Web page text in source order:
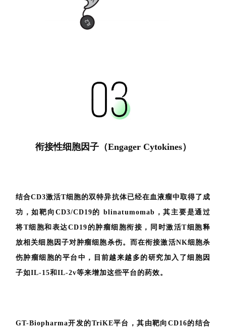
衔接性细胞因子（Engager Cytokines）
结合CD3激活T细胞的双特异抗体已经在血液瘤中取得了成
功，如靶向CD3/CD19的 blinatumomab，其主要是通过
将T细胞和表达CD19的肿瘤细胞衔接，同时激活T细胞释
放相关细胞因子对肿瘤细胞杀伤。而在衔接激活NK细胞杀
伤肿瘤细胞的平台中，目前越来越多的研究加入了细胞因
子如IL-15和IL-2v等来增加这些平台的药效。
GT-Biopharma开发的TriKE平台，其由靶向CD16的结合